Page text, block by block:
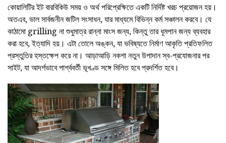
কোয়ালিটির ইট বারবিকিউ সময় ও অর্থ পরিপ্রেক্ষিতে একটি নির্দিষ্ট খরচ প্রয়োজন হয়।
অতএব, ভাল সার্বজনীন জটিল সংসাধন, যার মাধ্যমে বিভিন্ন কর্ম সঞ্চালন করবে। যে
কাঠামো grilling না শুধুমাত্র রান্না মাংস জন্য, কিন্তু তার ধূমপান জন্য ব্যবহার
করা হবে, ইত্যাদি হয়। এটা তোলে অঙ্কন, যা ভবিষ্যতে নির্মাণ আকৃতি প্রতিফলিত
প্রস্তুতির হস্তক্ষেপ করে না। আড়াআড়ি নকশা নতুন উপাদান স্ব-প্রযোজনার পর
সাইট, যা আদর্শভাবে পার্শ্ববর্তী ভূখণ্ড সঙ্গে মিলিত হবে প্রদর্শিত হবে।